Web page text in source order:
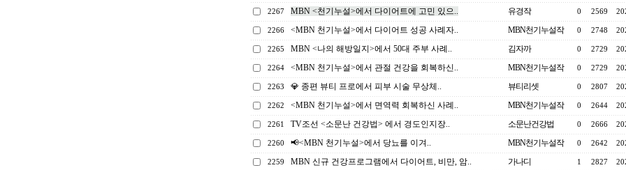
2267 MBN <천기누설>에서 다이어트에 고민 있으.. 유경작 0 2569
2266 <MBN 천기누설>에서 다이어트 성공 사례자.. MBN천기누설작 0 2748
2265 MBN <나의 해방일지>에서 50대 주부 사례.. 김자까 0 2729
2264 <MBN 천기누설>에서 관절 건강을 회복하신.. MBN천기누설작 0 2729
2263 💎 종편 뷰티 프로에서 피부 시술 무상체.. 뷰티리셋 0 2807
2262 <MBN 천기누설>에서 면역력 회복하신 사례.. MBN천기누설작 0 2644
2261 TV조선 <소문난 건강법> 에서 경도인지장.. 소문난건강법 0 2666
2260 📢<MBN 천기누설>에서 당뇨를 이겨.. MBN천기누설작 0 2642
2259 MBN 신규 건강프로그램에서 다이어트, 비만, 암.. 가나디 1 2827